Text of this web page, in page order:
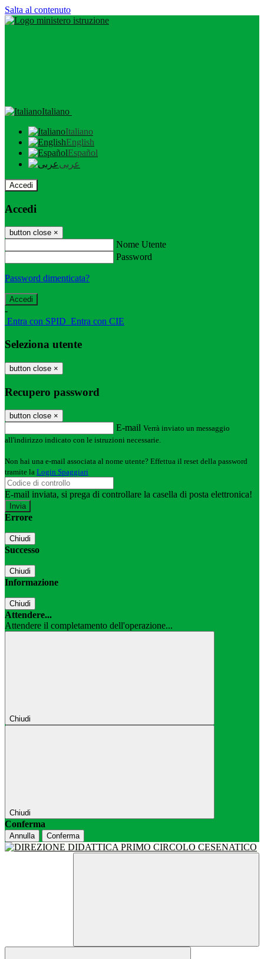
Salta al contenuto
Italiano
Italiano
English
Español
عربى
Accedi
Accedi
button close ×
Nome Utente
Password
Password dimenticata?
-
Entra con SPID Entra con CIE
Seleziona utente
button close ×
Recupero password
button close ×
E-mail Verrà inviato un messaggio
all'indirizzo indicato con le istruzioni necessarie.
Non hai una e-mail associata al nome utente? Effettua il reset della password
tramite la Login Spaggiari
E-mail inviata, si prega di controllare la casella di posta elettronica!
Errore
Chiudi
Successo
Chiudi
Informazione
Chiudi
Attendere...
Attendere il completamento dell'operazione...
Chiudi
Chiudi
Conferma
Annulla Conferma